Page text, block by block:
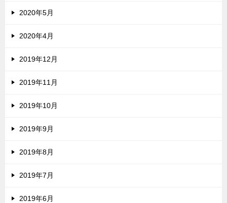
2020年5月
2020年4月
2019年12月
2019年11月
2019年10月
2019年9月
2019年8月
2019年7月
2019年6月